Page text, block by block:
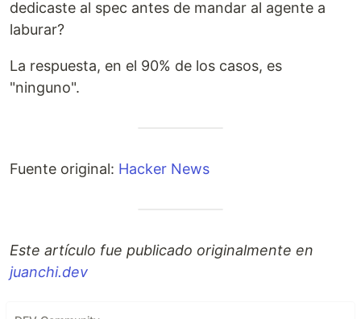
dedicaste al spec antes de mandar al agente a
laburar?
La respuesta, en el 90% de los casos, es
"ninguno".
Fuente original: Hacker News
Este artículo fue publicado originalmente en
juanchi.dev